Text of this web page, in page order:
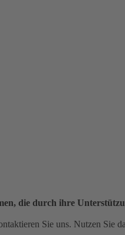
die durch ihre
Sie uns. Nutzen Sie